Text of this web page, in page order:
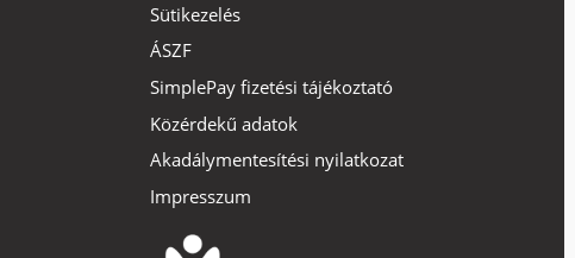
Sütikezelés
ÁSZF
SimplePay fizetési tájékoztató
Közérdekű adatok
Akadálymentesítési nyilatkozat
Impresszum